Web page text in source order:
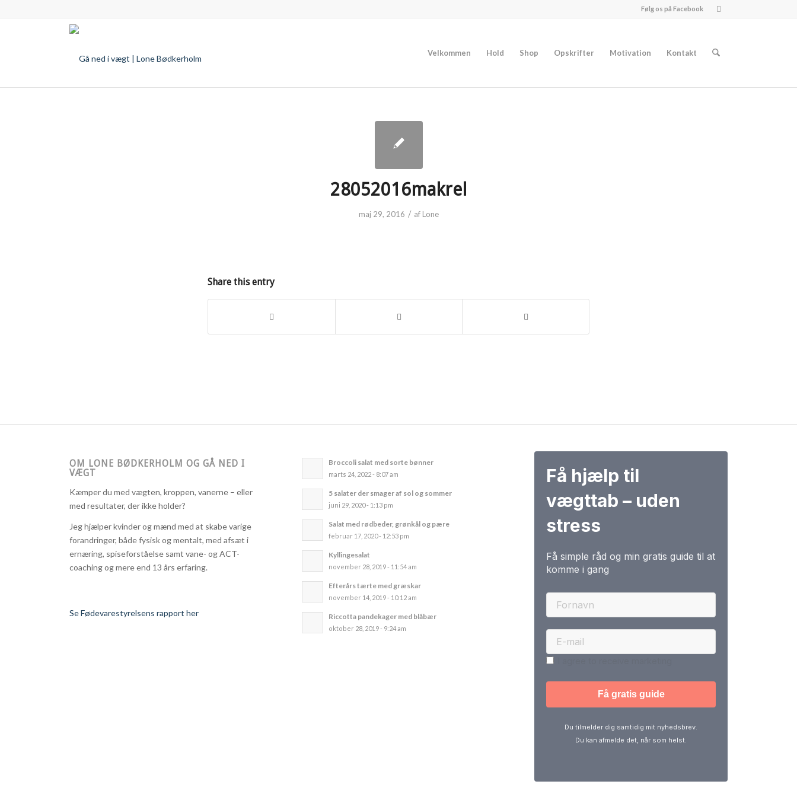
Følg os på Facebook
Velkommen Hold Shop Opskrifter Motivation Kontakt
28052016makrel
maj 29, 2016 / af Lone
Share this entry
OM LONE BØDKERHOLM OG GÅ NED I
VÆGT
Kæmper du med vægten, kroppen, vanerne – eller
med resultater, der ikke holder?
Jeg hjælper kvinder og mænd med at skabe varige
forandringer, både fysisk og mentalt, med afsæt i
ernæring, spiseforståelse samt vane- og ACT-
coaching og mere end 13 års erfaring.
Se Fødevarestyrelsens rapport her
Broccoli salat med sorte bønner
marts 24, 2022 - 8:07 am
5 salater der smager af sol og sommer
juni 29, 2020 - 1:13 pm
Salat med rødbeder, grønkål og pære
februar 17, 2020 - 12:53 pm
Kyllingesalat
november 28, 2019 - 11:54 am
Efterårs tærte med græskar
november 14, 2019 - 10:12 am
Riccotta pandekager med blåbær
oktober 28, 2019 - 9:24 am
Få hjælp til
vægttab – uden
stress
Få simple råd og min gratis guide til at
komme i gang
Du tilmelder dig samtidig mit nyhedsbrev.
Du kan afmelde det, når som helst.